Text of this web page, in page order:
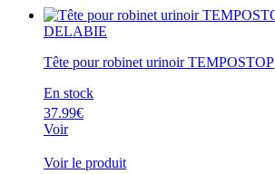
DELABIE
Tête pour robinet urinoir TEMPOSTOP
En stock
37.99€
Voir
Voir le produit